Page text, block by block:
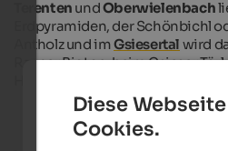
Terenten undOberwielenbach
Erdpyramiden, der Schönbichl
Antholz und imGsiesertal wird
Rasner Biotop, beim Gsieser
Diese
Cookies.